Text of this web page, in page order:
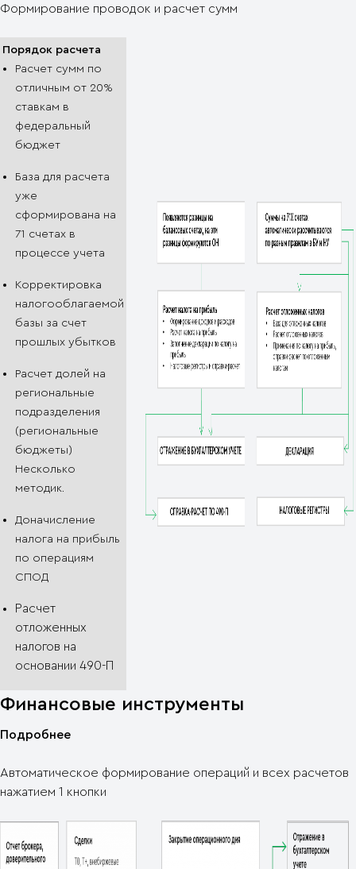
Формирование проводок и расчет сумм
Порядок расчета
Расчет cумм по
отличным от 20%
ставкам в
федеральный
бюджет
База для расчета
уже
сформирована на
71 счетах в
процессе учета
Корректировка
налогооблагаемой
базы за счет
прошлых убытков
Расчет долей на
региональные
подразделения
(региональные
бюджеты)
Несколько
методик.
Доначисление
налога на прибыль
по операциям
СПОД
Расчет
отложенных
налогов на
основании 490-П
Финансовые инструменты
Подробнее
Автоматическое формирование операций и всех расчетов
нажатием 1 кнопки